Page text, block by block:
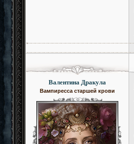
Валентина Дракула
Вампиресса старшей крови